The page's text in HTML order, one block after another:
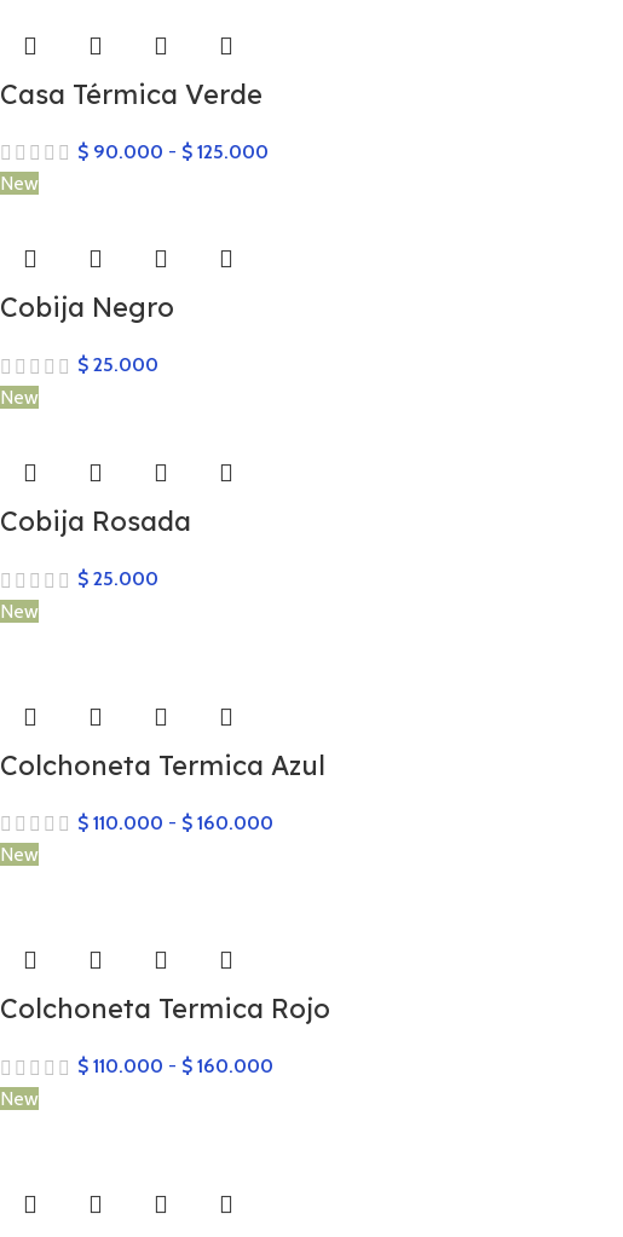
Casa Térmica Verde
$ 90.000 - $ 125.000
New
Cobija Negro
$ 25.000
New
Cobija Rosada
$ 25.000
New
Colchoneta Termica Azul
$ 110.000 - $ 160.000
New
Colchoneta Termica Rojo
$ 110.000 - $ 160.000
New